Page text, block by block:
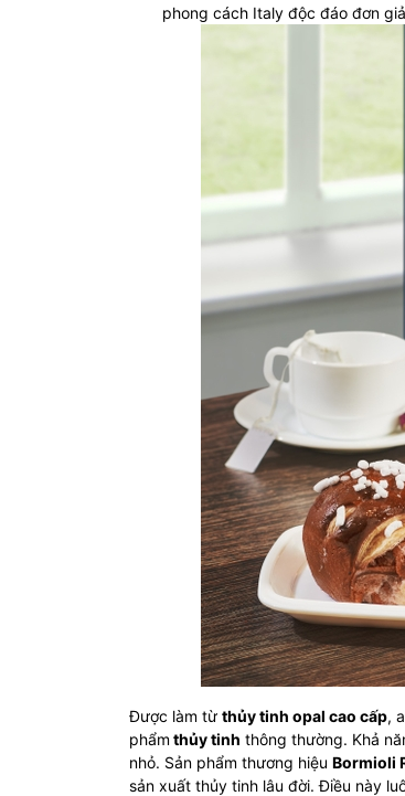
phong cách Italy độc đáo đơn
Được làm từ thủy tinh opal cao cấp,
phẩm thủy tinh thông thường. Khả
nhỏ. Sản phẩm thương hiệu Bormioli
sản xuất thủy tinh lâu đời. Điều này